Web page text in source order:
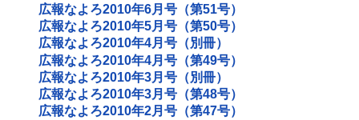
広報なよろ2010年6月号（第51号）
広報なよろ2010年5月号（第50号）
広報なよろ2010年4月号（別冊）
広報なよろ2010年4月号（第49号）
広報なよろ2010年3月号（別冊）
広報なよろ2010年3月号（第48号）
広報なよろ2010年2月号（第47号）